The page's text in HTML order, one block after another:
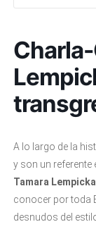
A lo largo de la
y son un referente
Tamara
conocer por toda
desnudos del